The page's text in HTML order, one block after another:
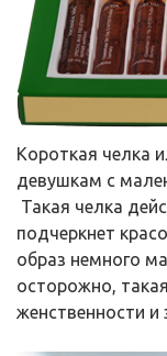
Короткая челка
девушкам с
Такая челка
подчеркнет
образ немного
осторожно,
женственности и